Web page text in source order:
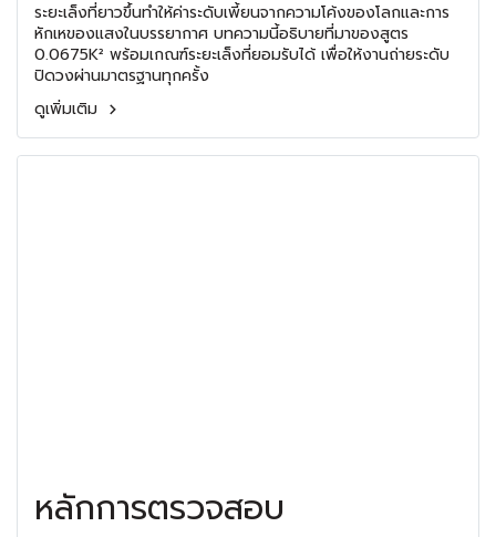
ระยะเล็งที่ยาวขึ้นทำให้ค่าระดับเพี้ยนจากความโค้งของโลกและการ
หักเหของแสงในบรรยากาศ บทความนี้อธิบายที่มาของสูตร
0.0675K² พร้อมเกณฑ์ระยะเล็งที่ยอมรับได้ เพื่อให้งานถ่ายระดับ
ปิดวงผ่านมาตรฐานทุกครั้ง
ดูเพิ่มเติม
หลักการตรวจสอบ